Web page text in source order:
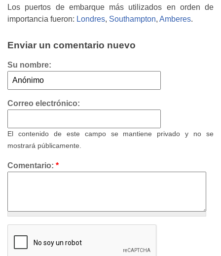
Los puertos de embarque más utilizados en orden de
importancia fueron: Londres, Southampton, Amberes.
Enviar un comentario nuevo
Su nombre:
Correo electrónico:
El contenido de este campo se mantiene privado y no se
mostrará públicamente.
Comentario: *